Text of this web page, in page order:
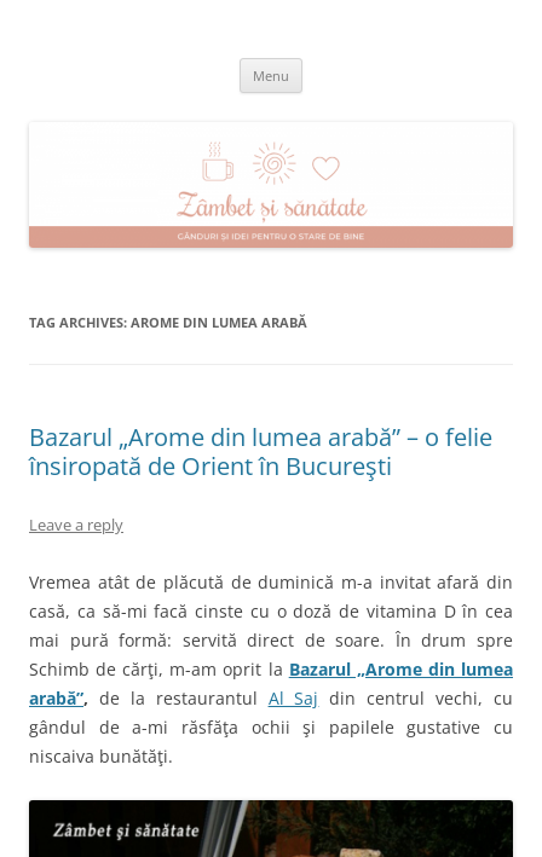
Menu
TAG ARCHIVES: AROME DIN LUMEA ARABĂ
Bazarul „Arome din lumea arabă” – o felie
însiropată de Orient în Bucureşti
Leave a reply
Vremea atât de plăcută de duminică m-a invitat afară din
casă, ca să-mi facă cinste cu o doză de vitamina D în cea
mai pură formă: servită direct de soare. În drum spre
Schimb de cărţi, m-am oprit la Bazarul „Arome din lumea
arabă”, de la restaurantul Al Saj din centrul vechi, cu
gândul de a-mi răsfăţa ochii şi papilele gustative cu
niscaiva bunătăţi.